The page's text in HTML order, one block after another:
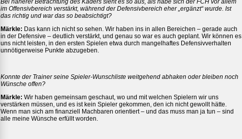
Bei näherer Betrachtung des Kaders sieht es so aus, als habe sich der FCH vor allem
im Offensivbereich verstärkt, während der Defensivbereich eher „ergänzt“ wurde. Ist
das richtig und war das so beabsichtigt?
Märkle: Das kann ich nicht so sehen. Wir haben ins in allen Bereichen – gerade auch
in der Defensive – deutlich verstärkt, und genau so war es auch geplant. Wir können es
uns nicht leisten, in den ersten Spielen etwa durch mangelhaftes Defensivverhalten
unnötigerweise Punkte abzugeben.
Konnte der Trainer seine Spieler-Wunschliste weitgehend abhaken oder bleiben noch
Wünsche offen?
Märkle: Wir haben gemeinsam geschaut, wo und mit welchen Spielern wir uns
verstärken müssen, und es ist kein Spieler gekommen, den ich nicht gewollt hätte.
Wenn man sich am finanziell Machbaren orientiert – und das muss man ja tun – sind
alle meine Wünsche erfüllt worden.